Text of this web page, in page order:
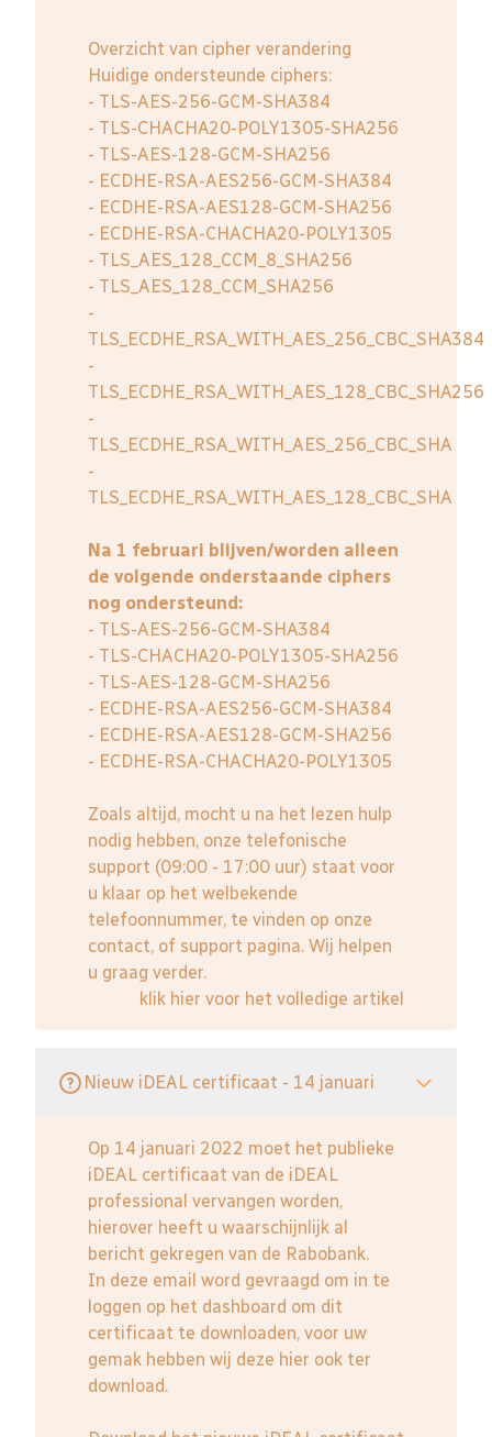
Overzicht van cipher verandering
Huidige ondersteunde ciphers:
- TLS-AES-256-GCM-SHA384
- TLS-CHACHA20-POLY1305-SHA256
- TLS-AES-128-GCM-SHA256
- ECDHE-RSA-AES256-GCM-SHA384
- ECDHE-RSA-AES128-GCM-SHA256
- ECDHE-RSA-CHACHA20-POLY1305
- TLS_AES_128_CCM_8_SHA256
- TLS_AES_128_CCM_SHA256
-
TLS_ECDHE_RSA_WITH_AES_256_CBC_SHA384
-
TLS_ECDHE_RSA_WITH_AES_128_CBC_SHA256
-
TLS_ECDHE_RSA_WITH_AES_256_CBC_SHA
-
TLS_ECDHE_RSA_WITH_AES_128_CBC_SHA
Na 1 februari blijven/worden alleen
de volgende onderstaande ciphers
nog ondersteund:
- TLS-AES-256-GCM-SHA384
- TLS-CHACHA20-POLY1305-SHA256
- TLS-AES-128-GCM-SHA256
- ECDHE-RSA-AES256-GCM-SHA384
- ECDHE-RSA-AES128-GCM-SHA256
- ECDHE-RSA-CHACHA20-POLY1305
Zoals altijd, mocht u na het lezen hulp
nodig hebben, onze telefonische
support (09:00 - 17:00 uur) staat voor
u klaar op het welbekende
telefoonnummer, te vinden op onze
contact, of support pagina. Wij helpen
u graag verder.
klik hier voor het volledige artikel
Nieuw iDEAL certificaat - 14 januari
Op 14 januari 2022 moet het publieke
iDEAL certificaat van de iDEAL
professional vervangen worden,
hierover heeft u waarschijnlijk al
bericht gekregen van de Rabobank.
In deze email word gevraagd om in te
loggen op het dashboard om dit
certificaat te downloaden, voor uw
gemak hebben wij deze hier ook ter
download.